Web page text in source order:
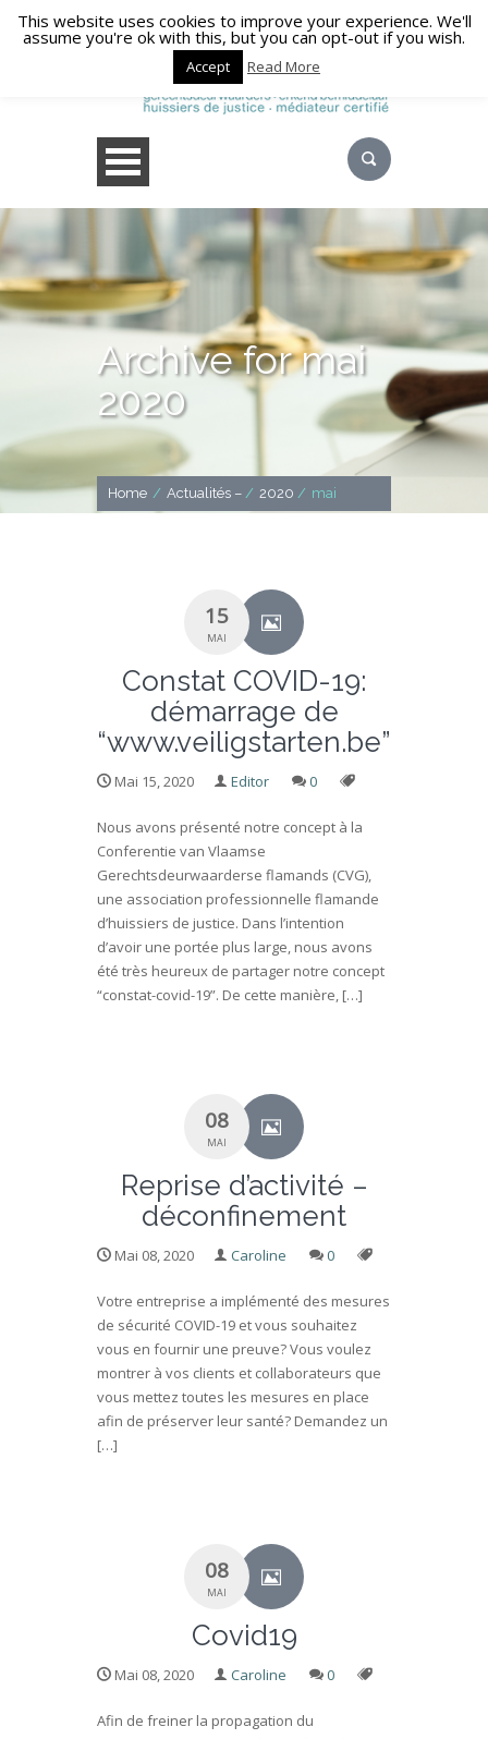
Archive for mai
2020
Home / Actualités – / 2020 / mai
15
MAI
Constat COVID-19:
démarrage de
“www.veiligstarten.be”
Mai 15, 2020 Editor 0
Nous avons présenté notre concept à la
Conferentie van Vlaamse
Gerechtsdeurwaarderse flamands (CVG),
une association professionnelle flamande
d’huissiers de justice. Dans l’intention
d’avoir une portée plus large, nous avons
été très heureux de partager notre concept
“constat-covid-19”. De cette manière, […]
08
MAI
Reprise d’activité –
déconfinement
Mai 08, 2020 Caroline 0
Votre entreprise a implémenté des mesures
de sécurité COVID-19 et vous souhaitez
vous en fournir une preuve? Vous voulez
montrer à vos clients et collaborateurs que
vous mettez toutes les mesures en place
afin de préserver leur santé? Demandez un
[…]
08
MAI
Covid19
Mai 08, 2020 Caroline 0
Afin de freiner la propagation du
This website uses cookies to improve your experience. We'll
assume you're ok with this, but you can opt-out if you wish.
Accept Read More